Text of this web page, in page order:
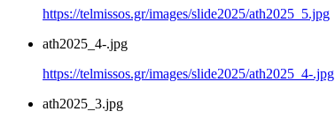
https://telmissos.gr/images/slide2025/ath2025_5.jpg
ath2025_4-.jpg
https://telmissos.gr/images/slide2025/ath2025_4-.jpg
ath2025_3.jpg